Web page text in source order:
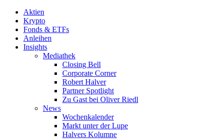
Aktien
Krypto
Fonds & ETFs
Anleihen
Insights
Mediathek
Closing Bell
Corporate Corner
Robert Halver
Partner Spotlight
Zu Gast bei Oliver Riedl
News
Wochenkalender
Markt unter der Lupe
Halvers Kolumne